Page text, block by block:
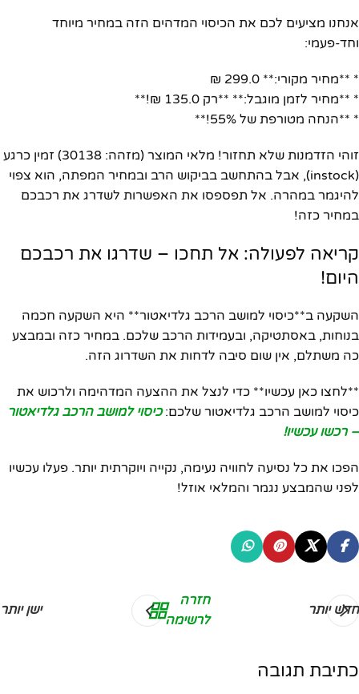
אנחנו מציעים לכם את הכיסוי המדהים הזה במחיר מיוחד
וחד-פעמי:
* **מחיר מקורי:** 299.0 ₪
* **מחיר לזמן מוגבל:** **רק 135.0 ₪!**
* **הנחה מטורפת של 55%!**
זוהי הזדמנות שלא תחזור! מלאי המוצר (מזהה: 30138) זמין כרגע
(instock), אבל בהתחשב בביקוש הרב ובמחיר המפתה, הוא צפוי
להיגמר במהרה. אל תפספסו את האפשרות לשדרג את רכבכם
במחיר כזה!
קריאה לפעולה: אל תחכו – שדרגו את רכבכם
היום!
השקעה ב**כיסוי למושב הרכב גלדיאטור** היא השקעה חכמה
בנוחות, באסתטיקה, ובעמידות הרכב שלכם. במחיר כזה ובמבצע
כה משתלם, אין שום סיבה לדחות את השדרוג הזה.
**לחצו כאן עכשיו** כדי לנצל את ההצעה המדהימה ולרכוש את
כיסוי למושב הרכב גלדיאטור שלכם:כיסוי למושב הרכב גלדיאטור
– רכשו עכשיו!
הפכו את כל נסיעה לחוויה נעימה, נקייה ויוקרתית יותר. פעלו עכשיו
לפני שהמבצע נגמר והמלאי אוזל!
חדש יותר
חזרה
לרשימה
ישן יותר
כתיבת תגובה